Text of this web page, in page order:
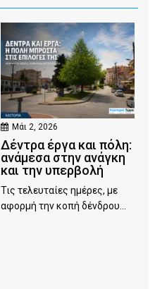
Μάι 2, 2026
Δέντρα έργα και πόλη:
ανάμεσα στην ανάγκη
και την υπερβολή
Τις τελευταίες ημέρες, με
αφορμή την κοπή δένδρου...